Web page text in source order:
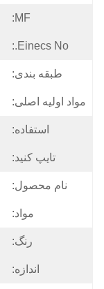
MF:
Einecs No.:
طبقه بندی:
مواد اولیه اصلی:
استفاده:
تایپ کنید:
نام محصول:
مواد:
رنگ:
اندازه: